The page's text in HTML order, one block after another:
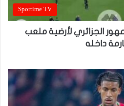
Sportime TV
الجزائري لأرضية ملعب
داخله